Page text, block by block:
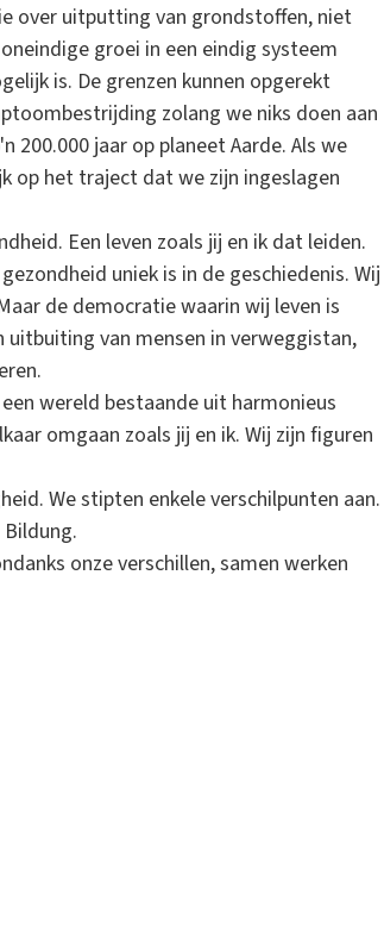
over uitputting van grondstoffen, niet
groei in een eindig systeem
is. De grenzen kunnen opgerekt
zolang we niks doen aan
200.000 jaar op planeet Aarde. Als we
op het traject dat we zijn ingeslagen
Een leven zoals jij en ik dat leiden.
uniek is in de geschiedenis. Wij
de democratie waarin wij leven is
van mensen in verweggistan,
wereld bestaande uit harmonieus
omgaan zoals jij en ik. Wij zijn figuren
We stipten enkele verschilpunten aan.
onze verschillen, samen werken